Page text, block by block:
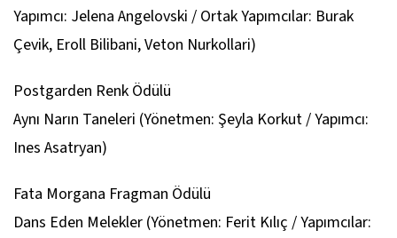
Yapımcı: Jelena Angelovski / Ortak Yapımcılar: Burak
Çevik, Eroll Bilibani, Veton Nurkollari)
Postgarden Renk Ödülü
Aynı Narın Taneleri (Yönetmen: Şeyla Korkut / Yapımcı:
Ines Asatryan)
Fata Morgana Fragman Ödülü
Dans Eden Melekler (Yönetmen: Ferit Kılıç / Yapımcılar: